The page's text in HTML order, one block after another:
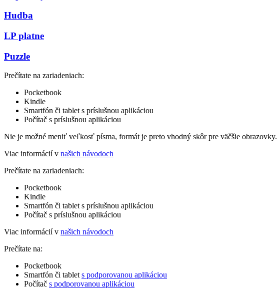
Hudba
LP platne
Puzzle
Prečítate na zariadeniach:
Pocketbook
Kindle
Smartfón či tablet s príslušnou aplikáciou
Počítač s príslušnou aplikáciou
Nie je možné meniť veľkosť písma, formát je preto vhodný skôr pre väčšie obrazovky.
Viac informácií v našich návodoch
Prečítate na zariadeniach:
Pocketbook
Kindle
Smartfón či tablet s príslušnou aplikáciou
Počítač s príslušnou aplikáciou
Viac informácií v našich návodoch
Prečítate na:
Pocketbook
Smartfón či tablet s podporovanou aplikáciou
Počítač s podporovanou aplikáciou